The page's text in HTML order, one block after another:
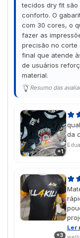
tecidos dry fit são
conforto. O
com 30 cores, o
fazer as
precisão no corte
final que atende
de usuários
material.
Resumo das
+1
da
+3
no
Ler